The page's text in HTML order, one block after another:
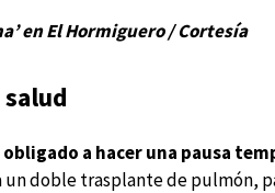
en El Hormiguero / Cortesía
a hacer una pausa
un doble trasplante de pulmón,